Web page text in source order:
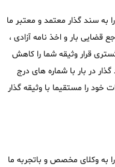
به سند گذار معتمد و معتبر ما
قضایی بار و اخذ نامه آزادی ،
قرار وثیقه شما را کاهش
در بار با شماره های درج
را مستقیما با وثیقه گذار
را به وکلای مخصص و باتجربه ما